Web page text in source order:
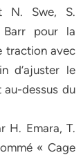
N. Swe, S.
Barr pour la
traction avec
d’ajuster le
dessus du
H. Emara, T.
« Cage